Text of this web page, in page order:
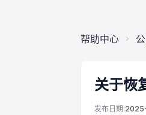
帮助中心
关于恢
发布日期: